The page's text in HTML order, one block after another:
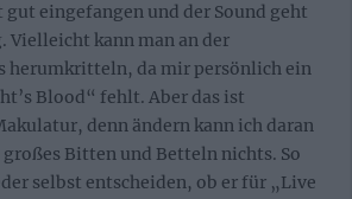
eingefangen und der Sound geht
Vielleicht kann man an der
herumkritteln, da mir persönlich ein
Blood“ fehlt. Aber das ist
denn ändern kann ich daran
großes Bitten und Betteln nichts. So
selbst entscheiden, ob er für „Live